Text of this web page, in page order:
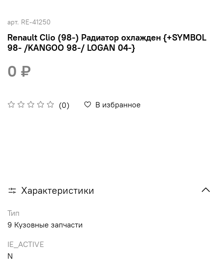
арт. RE-41250
Renault Clio (98-) Радиатор охлажден {+SYMBOL
98- /KANGOO 98-/ LOGAN 04-}
(0) В избранное
0 ₽
Характеристики
Тип
9 Кузовные запчасти
IE_ACTIVE
N